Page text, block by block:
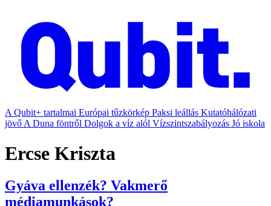
A Qubit+ tartalmai Európai tűzkörkép Paksi leállás Kutatóhálózati
jövő A Duna föntről Dolgok a víz alól Vízszintszabályozás Jó iskola
Ercse Kriszta
Gyáva ellenzék? Vakmerő
médiamunkások?